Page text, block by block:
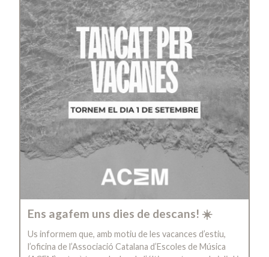
Ens agafem uns dies de descans! ☀️
Us informem que, amb motiu de les vacances d’estiu,
l’oficina de l’Associació Catalana d’Escoles de Música